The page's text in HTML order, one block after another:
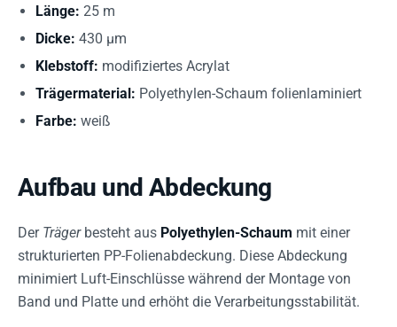
Länge: 25 m
Dicke: 430 µm
Klebstoff: modifiziertes Acrylat
Trägermaterial: Polyethylen-Schaum folienlaminiert
Farbe: weiß
Aufbau und Abdeckung
Der Trägerbesteht aus Polyethylen-Schaum mit einer
strukturierten PP-Folienabdeckung. Diese Abdeckung
minimiert Luft-Einschlüsse während der Montage von
Band und Platte und erhöht die Verarbeitungsstabilität.